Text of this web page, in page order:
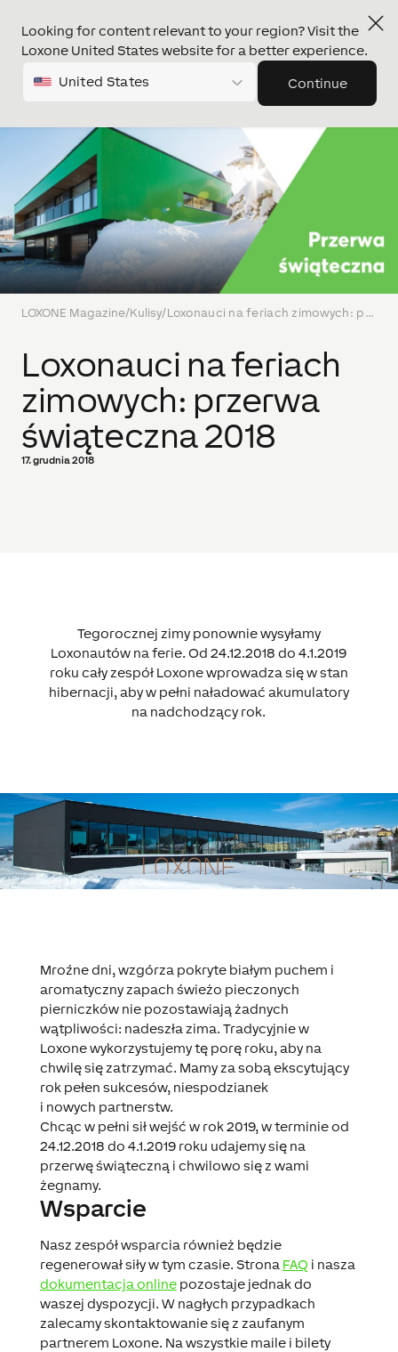
Looking for content relevant to your region? Visit the
Loxone United States website for a better experience.
United States Continue
LOXONE Magazine/Kulisy/ Loxonauci na feriach zimowych: przerwa świąteczna 2018
Loxonauci na feriach
zimowych: przerwa
świąteczna 2018
17. grudnia 2018
Tegorocznej zimy ponownie wysyłamy
Loxonautów na ferie. Od 24.12.2018 do 4.1.2019
roku cały zespół Loxone wprowadza się w stan
hibernacji, aby w pełni naładować akumulatory
na nadchodzący rok.
Mroźne dni, wzgórza pokryte białym puchem i
aromatyczny zapach świeżo pieczonych
pierniczków nie pozostawiają żadnych
wątpliwości: nadeszła zima. Tradycyjnie w
Loxone wykorzystujemy tę porę roku, aby na
chwilę się zatrzymać. Mamy za sobą ekscytujący
rok pełen sukcesów, niespodzianek
i nowych partnerstw.
Chcąc w pełni sił wejść w rok 2019, w terminieod
24.12.2018 do 4.1.2019 roku udajemy się na
przerwę świąteczną i chwilowo się z wami
żegnamy.
Wsparcie
Nasz zespół wsparcia również będzie
regenerował siły w tym czasie. Strona FAQ i nasza
dokumentacja onlinepozostaje jednak do
waszej dyspozycji. W nagłych przypadkach
zalecamy skontaktowanie się z zaufanym
partnerem Loxone. Na wszystkie maile i bilety